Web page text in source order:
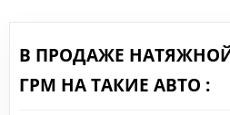
В ПРОДАЖЕ
ГРМ НА ТАКИЕ АВТО :